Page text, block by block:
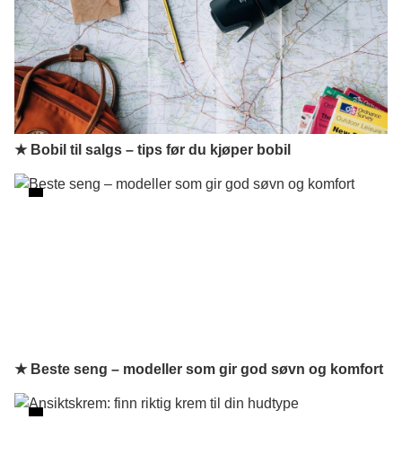
★ Bobil til salgs – tips før du kjøper bobil
★ Beste seng – modeller som gir god søvn og komfort